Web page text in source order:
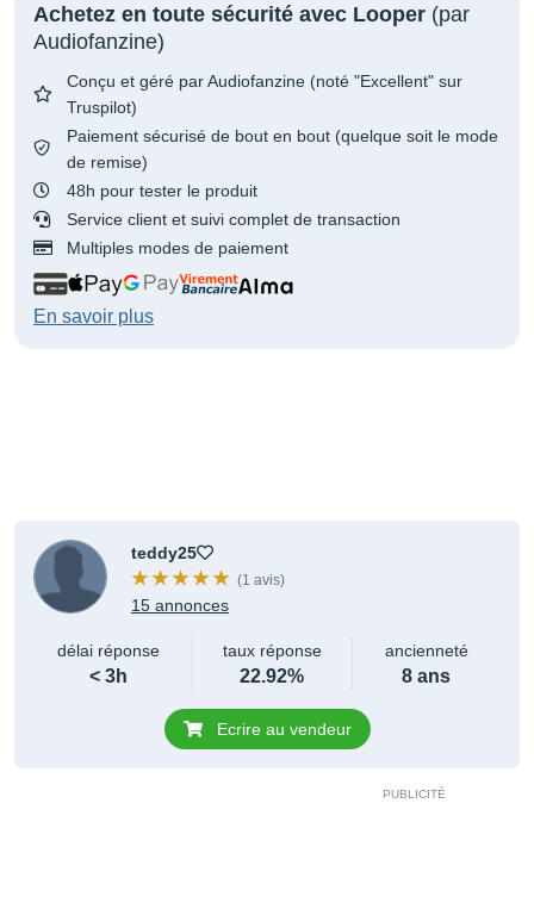
Achetez en toute sécurité avec Looper (par
Audiofanzine)
Conçu et géré par Audiofanzine (noté "Excellent" sur
Truspilot)
Paiement sécurisé de bout en bout (quelque soit le mode
de remise)
48h pour tester le produit
Service client et suivi complet de transaction
Multiples modes de paiement
En savoir plus
teddy25
(1 avis)
15 annonces
délai réponse
< 3h
taux réponse
22.92%
ancienneté
8 ans
Ecrire au vendeur